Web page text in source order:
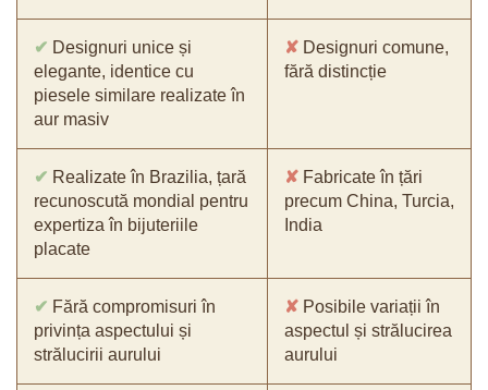
✔ Designuri unice și
elegante, identice cu
piesele similare realizate în
aur masiv
✘ Designuri comune,
fără distincție
✔ Realizate în Brazilia, țară
recunoscută mondial pentru
expertiza în bijuteriile
placate
✘ Fabricate în țări
precum China, Turcia,
India
✔ Fără compromisuri în
privința aspectului și
strălucirii aurului
✘ Posibile variații în
aspectul și strălucirea
aurului